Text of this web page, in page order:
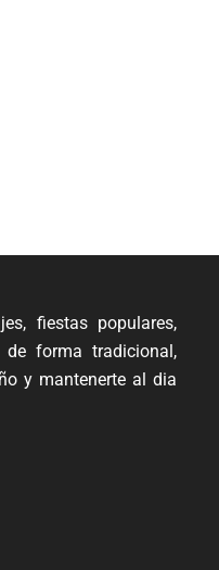
fiestas populares,
de forma tradicional,
y mantenerte al dia